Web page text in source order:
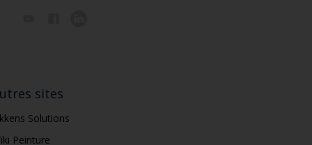
sites
Solutions
Peinture